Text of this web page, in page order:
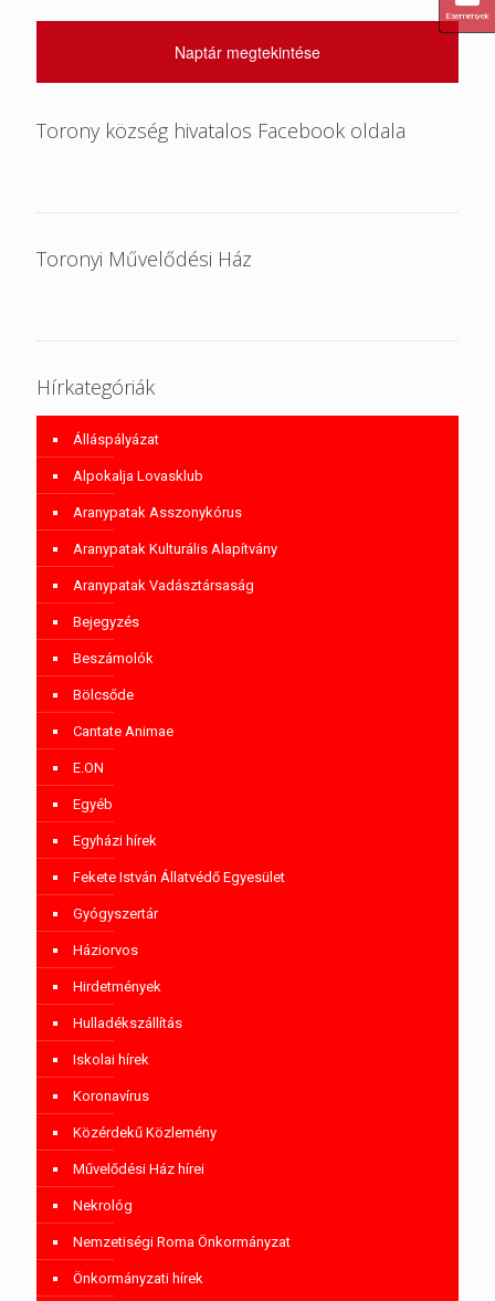
Naptár megtekintése
Torony község hivatalos Facebook oldala
Toronyi Művelődési Ház
Hírkategóriák
Álláspályázat
Alpokalja Lovasklub
Aranypatak Asszonykórus
Aranypatak Kulturális Alapítvány
Aranypatak Vadásztársaság
Bejegyzés
Beszámolók
Bölcsőde
Cantate Animae
E.ON
Egyéb
Egyházi hírek
Fekete István Állatvédő Egyesület
Gyógyszertár
Háziorvos
Hirdetmények
Hulladékszállítás
Iskolai hírek
Koronavírus
Közérdekű Közlemény
Művelődési Ház hírei
Nekrológ
Nemzetiségi Roma Önkormányzat
Önkormányzati hírek
Események